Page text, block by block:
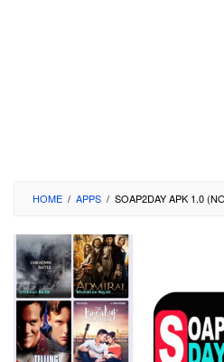
HOME / APPS / SOAP2DAY APK 1.0